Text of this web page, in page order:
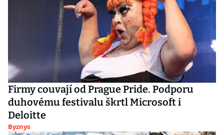
Firmy couvají od Prague Pride. Podporu
duhovému festivalu škrtl Microsoft i
Deloitte
Byznys